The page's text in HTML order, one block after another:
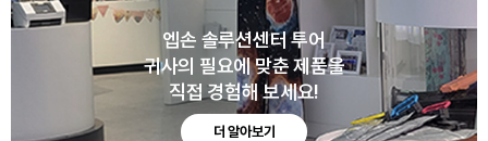
엡손 솔루션센터 투어
귀사의 필요에 맞춘 제품을
직접 경험해 보세요!
더 알아보기